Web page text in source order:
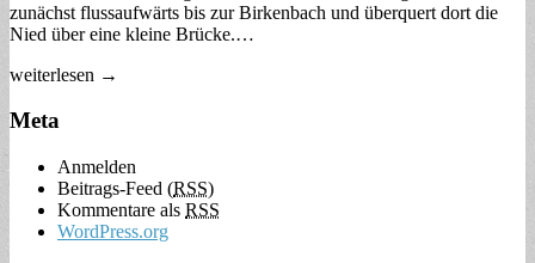
zunächst flussaufwärts bis zur Birkenbach und überquert dort die
Nied über eine kleine Brücke.…
weiterlesen →
Meta
Anmelden
Beitrags-Feed (RSS)
Kommentare als RSS
WordPress.org